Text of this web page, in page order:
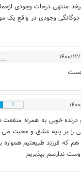
درجات وجودی
وجودی در واقع یک
هست
1
خویی به همراه منفعت
بر پایه عشق و محبت می
که فرزند طبیعتیم
ندارسم بپذیریم